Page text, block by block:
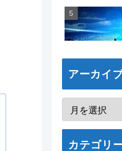
アーカイ
カテゴリ